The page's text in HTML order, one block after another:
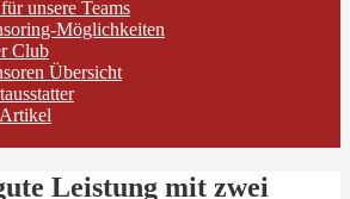
unsere Teams
Möglichkeiten
Club
Übersicht
Leistung mit zwei